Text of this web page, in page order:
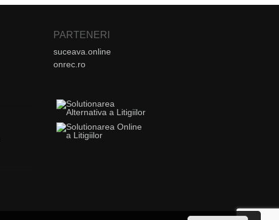
PARTENERI
suceava.online
onrec.ro